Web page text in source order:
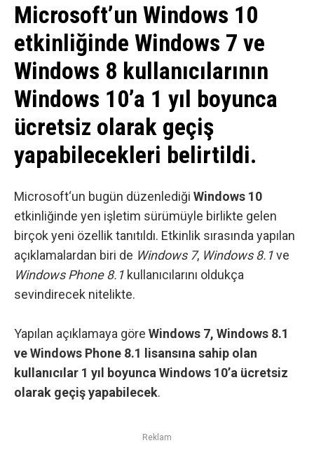
Microsoft’un Windows 10
etkinliğinde Windows 7 ve
Windows 8 kullanıcılarının
Windows 10’a 1 yıl boyunca
ücretsiz olarak geçiş
yapabilecekleri belirtildi.
Microsoft‘un bugün düzenlediği Windows 10
etkinliğinde yen işletim sürümüyle birlikte gelen
birçok yeni özellik tanıtıldı. Etkinlik sırasında yapılan
açıklamalardan biri de Windows 7, Windows 8.1ve
Windows Phone 8.1 kullanıcılarını oldukça
sevindirecek nitelikte.
Yapılan açıklamaya göre Windows 7, Windows 8.1
ve Windows Phone 8.1 lisansına sahip olan
kullanıcılar 1 yıl boyunca Windows 10’a ücretsiz
olarak geçiş yapabilecek.
Reklam